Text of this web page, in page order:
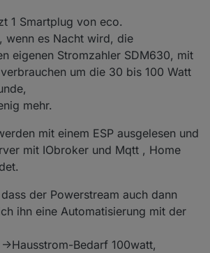
1 Smartplug von eco.
wenn es Nacht wird, die
eigenen Stromzahler SDM630, mit
um die 30 bis 100 Watt
mehr.
mit einem ESP ausgelesen und
mit IObroker und Mqtt , Home
der Powerstream auch dann
ihn eine Automatisierung mit der
>Hausstrom-Bedarf 100watt,